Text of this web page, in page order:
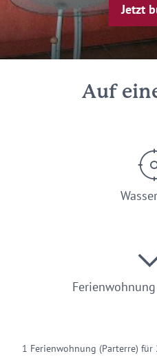
Jetzt
Auf
1 Ferienwohnung (Parterre) für